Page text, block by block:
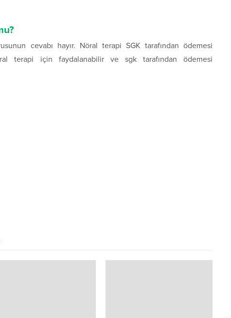
cevabı hayır. Nöral terapi SGK tarafından ödemesi
terapi için faydalanabilir ve sgk tarafından ödemesi